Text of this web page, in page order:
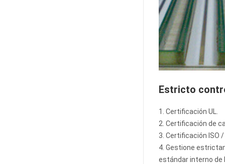
Estricto
1. Certificación UL.
2. Certificación de
3. Certificación ISO
4. Gestione
estándar interno de